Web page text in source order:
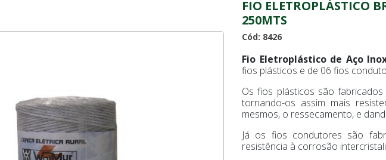
FIO ELETROPLÁSTICO
250MTS
Cód: 8426
Fio Eletroplástico de Aço
fios plásticos e de 06 fios
Os fios plásticos são
tornando-os assim mais
mesmos, o ressecamento, e
Já os fios condutores são
resistência à corrosão